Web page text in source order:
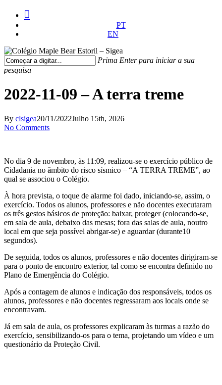
facebook
instagram
medium
PT
EN
Prima Enter para iniciar a sua
pesquisa
Pesquisa
2022-11-09 – A terra treme
By clsigea20/11/2022Julho 15th, 2026
No Comments
No dia 9 de novembro, às 11:09, realizou-se o exercício público de
Cidadania no âmbito do risco sísmico – “A TERRA TREME”, ao
qual se associou o Colégio.
À hora prevista, o toque de alarme foi dado, iniciando-se, assim, o
exercício. Todos os alunos, professores e não docentes executaram
os três gestos básicos de proteção: baixar, proteger (colocando-se,
em sala de aula, debaixo das mesas; fora das salas de aula, noutro
local em que seja possível abrigar-se) e aguardar (durante10
segundos).
De seguida, todos os alunos, professores e não docentes dirigiram-se
para o ponto de encontro exterior, tal como se encontra definido no
Plano de Emergência do Colégio.
Após a contagem de alunos e indicação dos responsáveis, todos os
alunos, professores e não docentes regressaram aos locais onde se
encontravam.
Já em sala de aula, os professores explicaram às turmas a razão do
exercício, sensibilizando-os para o tema, projetando um vídeo e um
questionário da Proteção Civil.